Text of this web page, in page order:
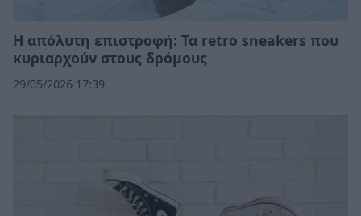
Η απόλυτη επιστροφή: Τα retro sneakers που
κυριαρχούν στους δρόμους
29/05/2026 17:39